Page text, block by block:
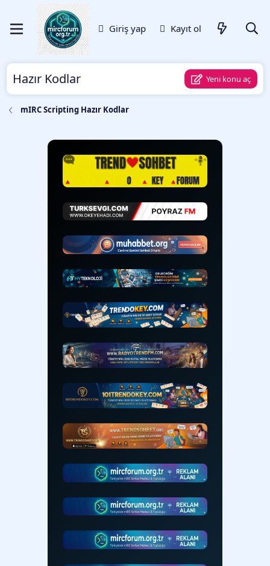
Giriş yap Kayıt ol
Hazır Kodlar Yeni konu aç
mIRC Scripting Hazır Kodlar